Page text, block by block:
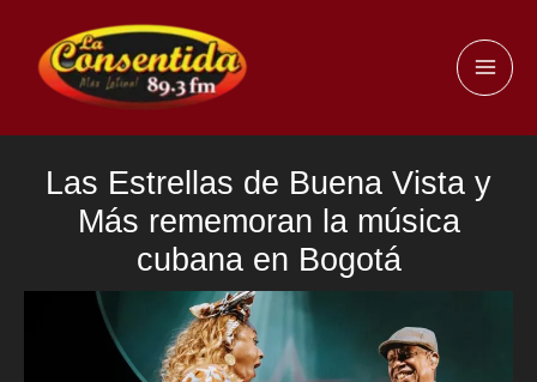
contenido
Las Estrellas de Buena Vista y
Más rememoran la música
cubana en Bogotá